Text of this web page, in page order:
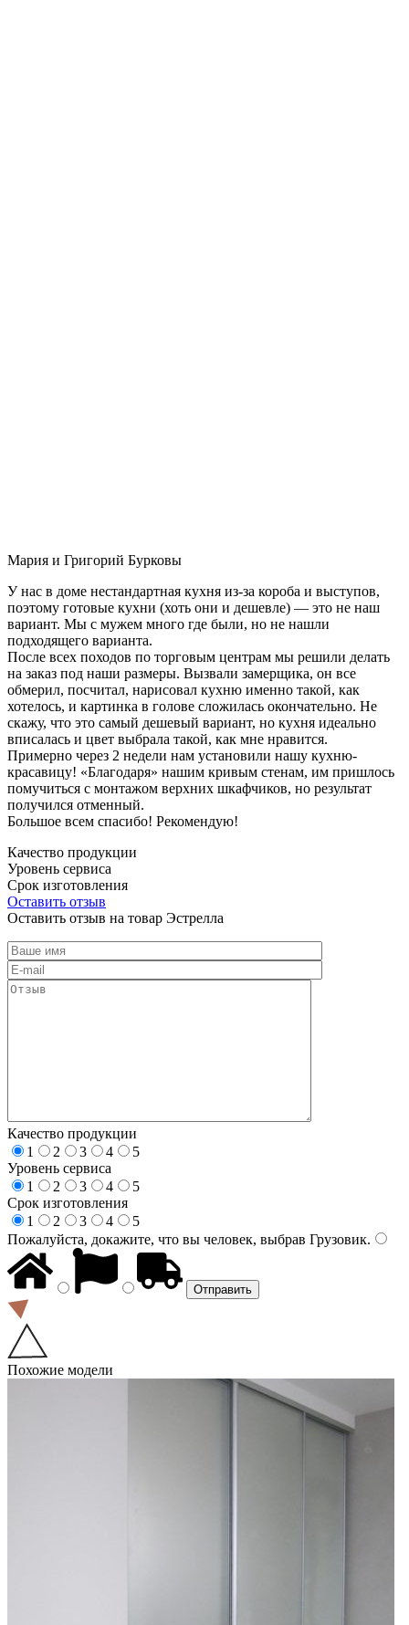
Мария и Григорий Бурковы
У нас в доме нестандартная кухня из-за короба и выступов,
поэтому готовые кухни (хоть они и дешевле) — это не наш
вариант. Мы с мужем много где были, но не нашли
подходящего варианта.
После всех походов по торговым центрам мы решили делать
на заказ под наши размеры. Вызвали замерщика, он все
обмерил, посчитал, нарисовал кухню именно такой, как
хотелось, и картинка в голове сложилась окончательно. Не
скажу, что это самый дешевый вариант, но кухня идеально
вписалась и цвет выбрала такой, как мне нравится.
Примерно через 2 недели нам установили нашу кухню-
красавицу! «Благодаря» нашим кривым стенам, им пришлось
помучиться с монтажом верхних шкафчиков, но результат
получился отменный.
Большое всем спасибо! Рекомендую!
Качество продукции
Уровень сервиса
Срок изготовления
Оставить отзыв
Оставить отзыв на товар Эстрелла
Качество продукции
1
2 3 4
5
Уровень сервиса
1
2 3 4
5
Срок изготовления
1
2 3 4
5
Пожалуйста, докажите, что вы человек, выбрав Грузовик.
Похожие модели